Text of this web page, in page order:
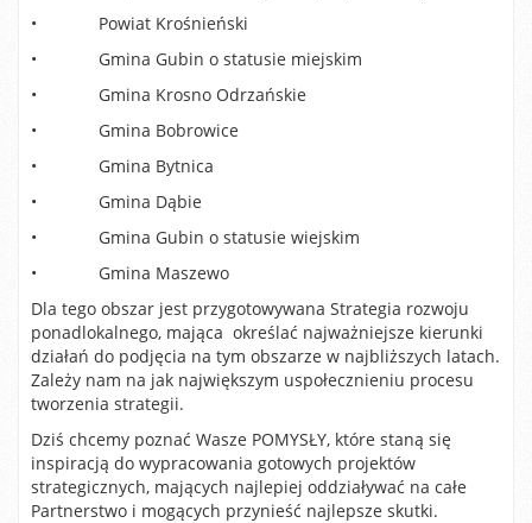
• Powiat Krośnieński
• Gmina Gubin o statusie miejskim
• Gmina Krosno Odrzańskie
• Gmina Bobrowice
• Gmina Bytnica
• Gmina Dąbie
• Gmina Gubin o statusie wiejskim
• Gmina Maszewo
Dla tego obszar jest przygotowywana Strategia rozwoju
ponadlokalnego, mająca określać najważniejsze kierunki
działań do podjęcia na tym obszarze w najbliższych latach.
Zależy nam na jak największym uspołecznieniu procesu
tworzenia strategii.
Dziś chcemy poznać Wasze POMYSŁY, które staną się
inspiracją do wypracowania gotowych projektów
strategicznych, mających najlepiej oddziaływać na całe
Partnerstwo i mogących przynieść najlepsze skutki.